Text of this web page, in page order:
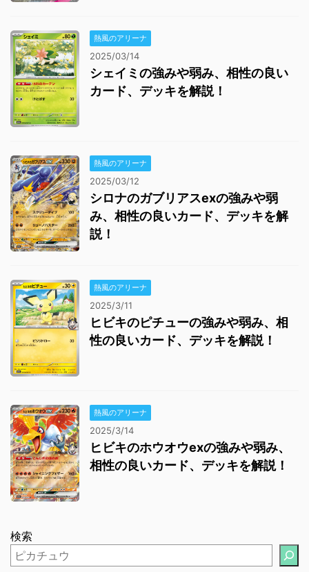
熱風のアリーナ
2025/03/14
シェイミの強みや弱み、相性の良い
カード、デッキを解説！
熱風のアリーナ
2025/03/12
シロナのガブリアスexの強みや弱
み、相性の良いカード、デッキを解
説！
熱風のアリーナ
2025/3/11
ヒビキのピチューの強みや弱み、相
性の良いカード、デッキを解説！
熱風のアリーナ
2025/3/14
ヒビキのホウオウexの強みや弱み、
相性の良いカード、デッキを解説！
検索